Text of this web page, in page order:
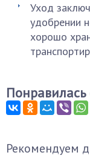
Уход
удобрении
хорошо
Понравилась
Рекомендуем